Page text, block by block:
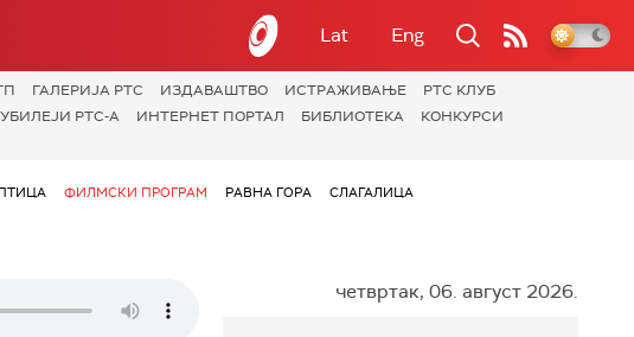
Lat Eng
ГАЛЕРИЈА РТС ИЗДАВАШТВО ИСТРАЖИВАЊЕ
РТС КЛУБ
РТС-А ИНТЕРНЕТ ПОРТАЛ БИБЛИОТЕКА
КОНКУРСИ
ФИЛМСКИ ПРОГРАМ РАВНА ГОРА СЛАГАЛИЦА
четвртак, 06. август 2026.